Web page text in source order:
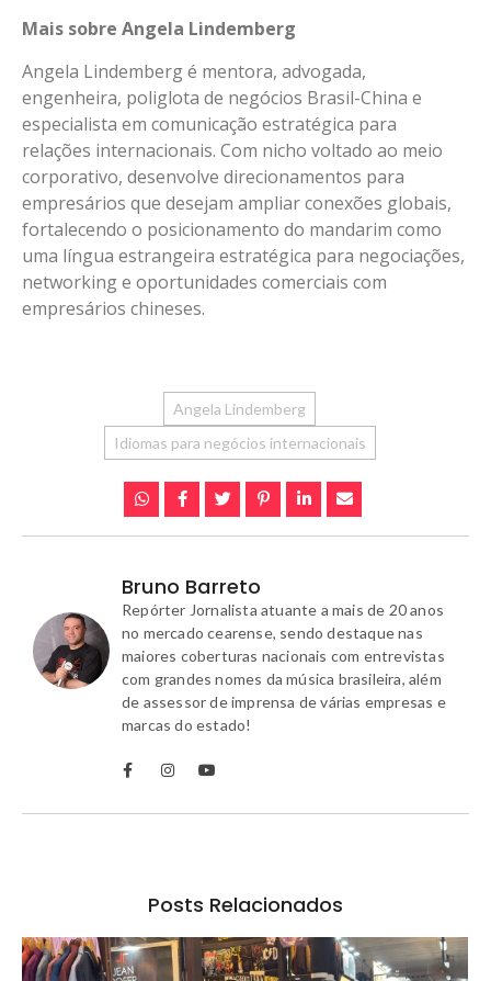
Mais sobre Angela Lindemberg
Angela Lindemberg é mentora, advogada,
engenheira, poliglota de negócios Brasil-China e
especialista em comunicação estratégica para
relações internacionais. Com nicho voltado ao meio
corporativo, desenvolve direcionamentos para
empresários que desejam ampliar conexões globais,
fortalecendo o posicionamento do mandarim como
uma língua estrangeira estratégica para negociações,
networking e oportunidades comerciais com
empresários chineses.
Angela Lindemberg
Idiomas para negócios internacionais
Bruno Barreto
Repórter Jornalista atuante a mais de 20 anos
no mercado cearense, sendo destaque nas
maiores coberturas nacionais com entrevistas
com grandes nomes da música brasileira, além
de assessor de imprensa de várias empresas e
marcas do estado!
Posts Relacionados